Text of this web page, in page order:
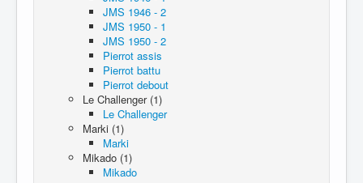
JMS 1946 - 2
JMS 1950 - 1
JMS 1950 - 2
Pierrot assis
Pierrot battu
Pierrot debout
Le Challenger (1)
Le Challenger
Marki (1)
Marki
Mikado (1)
Mikado